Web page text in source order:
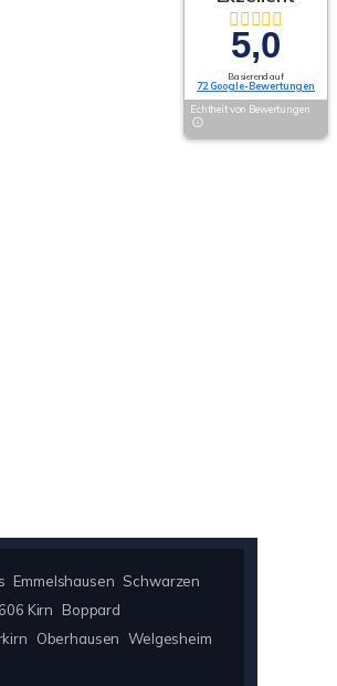
Emmelshausen Schwarzen
Kirn
Boppard
Oberhausen Welgesheim
5,0
Basierend auf
72 Google-Bewertungen
Echtheit von Bewertungen